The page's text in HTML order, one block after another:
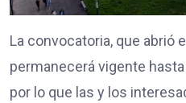
La convocatoria, que abrió
permanecerá vigente
por lo que las y los